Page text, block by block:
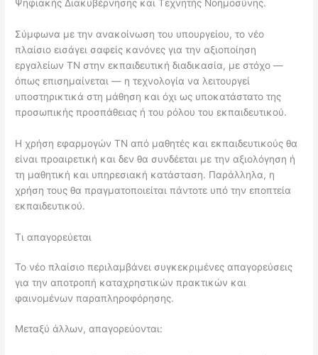
Ψηφιακής Διακυβέρνησης και Τεχνητής Νοημοσύνης.
Σύμφωνα με την ανακοίνωση του υπουργείου, το νέο
πλαίσιο εισάγει σαφείς κανόνες για την αξιοποίηση
εργαλείων ΤΝ στην εκπαιδευτική διαδικασία, με στόχο —
όπως επισημαίνεται — η τεχνολογία να λειτουργεί
υποστηρικτικά στη μάθηση και όχι ως υποκατάστατο της
προσωπικής προσπάθειας ή του ρόλου του εκπαιδευτικού.
Η χρήση εφαρμογών ΤΝ από μαθητές και εκπαιδευτικούς θα
είναι προαιρετική και δεν θα συνδέεται με την αξιολόγηση ή
τη μαθητική και υπηρεσιακή κατάσταση. Παράλληλα, η
χρήση τους θα πραγματοποιείται πάντοτε υπό την εποπτεία
εκπαιδευτικού.
Τι απαγορεύεται
Το νέο πλαίσιο περιλαμβάνει συγκεκριμένες απαγορεύσεις
για την αποτροπή καταχρηστικών πρακτικών και
φαινομένων παραπληροφόρησης.
Μεταξύ άλλων, απαγορεύονται: